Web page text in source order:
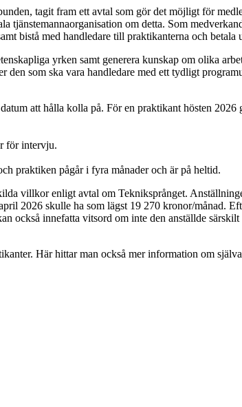
tagit fram ett avtal som gör det möjligt för
om detta. Som
bistå med handledare till praktikanterna och betala
yrken samt generera kunskap om olika
den som ska vara handledare med ett tydligt
att hålla kolla på. För en praktikant hösten 2026
för intervju.
praktiken pågår i fyra månader och är på heltid.
villkor enligt avtal om Tekniksprånget.
2026 skulle ha som lägst 19 270 kronor/månad.
också innefatta vitsord om inte den anställde
Här hittar man också mer information om